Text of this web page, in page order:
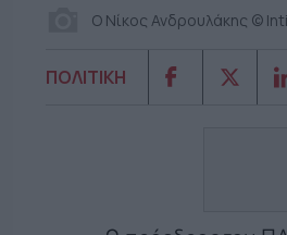
Ο Νίκος Ανδρουλάκης ©
ΠΟΛΙΤΙΚΗ